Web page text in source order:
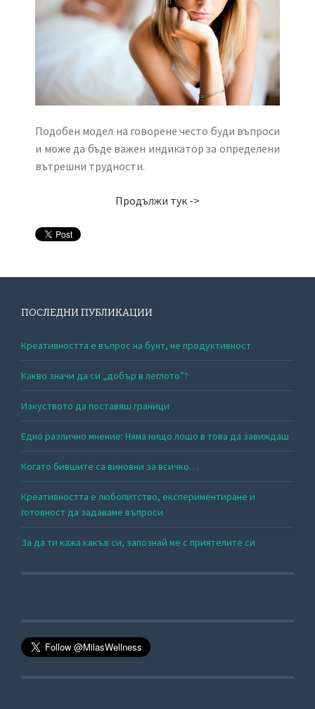
Подобен модел на говорене често буди въпроси
и може да бъде важен индикатор за определени
вътрешни трудности.
Продължи тук ->
ПОСЛЕДНИ ПУБЛИКАЦИИ
Креативността е въпрос на бунт, не продуктивност
Какво значи да си „добър в леглото”?
Изкуството да поставяш граници
Едно различно мнение: Няма нищо лошо в това да завиждаш
Когато бившите са виновни за всичко…
Креативността е любопитство, експериментиране и
готовност да задаваме въпроси
За да ти кажа какъв си, запознай ме с приятелите си